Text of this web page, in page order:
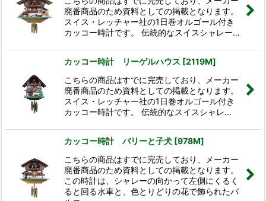
廃番商品のため資料としての掲載となります。
スイス・レッチャー社の1日巻オルゴール付き
カッコー時計です。 伝統的なスイスシャレー…
カッコー時計 リーゲルハウス [2119M]
こちらの商品はすでに完売しており、メーカー
廃番商品のため資料としての掲載となります。
スイス・レッチャー社の1日巻オルゴール付き
カッコー時計です。 伝統的なスイスシャレ…
カッコー時計 バリーと子犬 [978M]
こちらの商品はすでに完売しており、メーカー
廃番商品のため資料としての掲載となります。
この時計は、シャレーの向かって左側にくるく
ると回る水車と、色とりどりの花で飾られたバ